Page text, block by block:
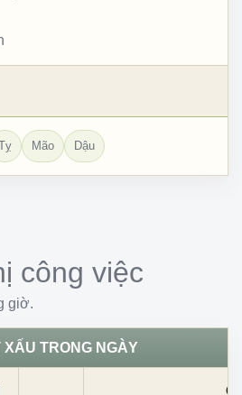
Mão Dậu
công việc
giờ.
XẤU TRONG NGÀY